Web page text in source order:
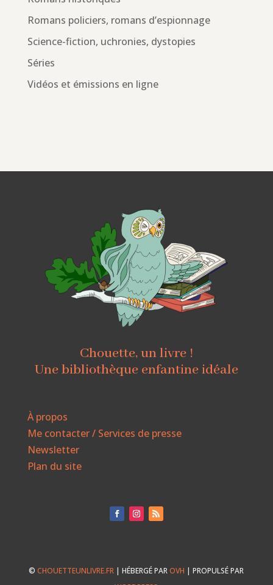
Romans policiers, romans d’espionnage
Science-fiction, uchronies, dystopies
Séries
Vidéos et émissions en ligne
Chouette, un livre !
Une bibliothèque enfantine idéale
À propos
Me contacter / Services de presse
Newsletter
Plan du site
©CHOUETTEUNLIVRE.FR | HÉBERGÉ PAROVH | PROPULSÉ PAR